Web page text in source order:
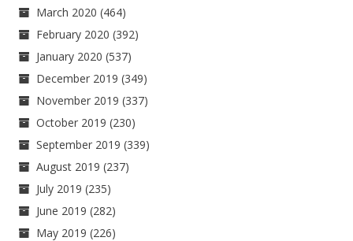
March 2020 (464)
February 2020 (392)
January 2020 (537)
December 2019 (349)
November 2019 (337)
October 2019 (230)
September 2019 (339)
August 2019 (237)
July 2019 (235)
June 2019 (282)
May 2019 (226)